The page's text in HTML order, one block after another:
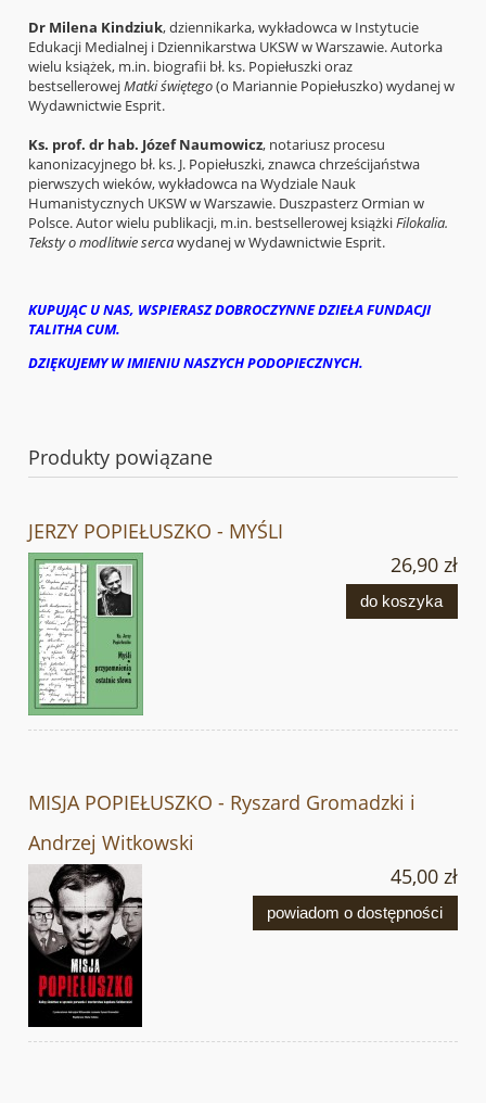
Dr Milena Kindziuk, dziennikarka, wykładowca w Instytucie
Edukacji Medialnej i Dziennikarstwa UKSW w Warszawie. Autorka
wielu książek, m.in. biografii bł. ks. Popiełuszki oraz
bestsellerowejMatki świętego(o Mariannie Popiełuszko) wydanej w
Wydawnictwie Esprit.
Ks. prof. dr hab. Józef Naumowicz, notariusz procesu
kanonizacyjnego bł. ks. J. Popiełuszki, znawca chrześcijaństwa
pierwszych wieków, wykładowca na Wydziale Nauk
Humanistycznych UKSW w Warszawie. Duszpasterz Ormian w
Polsce. Autor wielu publikacji, m.in. bestsellerowej książkiFilokalia.
Teksty o modlitwie sercawydanej w Wydawnictwie Esprit.
KUPUJĄC U NAS, WSPIERASZ DOBROCZYNNE DZIEŁA FUNDACJI
TALITHA CUM.
DZIĘKUJEMY W IMIENIU NASZYCH PODOPIECZNYCH.
Produkty powiązane
JERZY POPIEŁUSZKO - MYŚLI
26,90 zł
do koszyka
MISJA POPIEŁUSZKO - Ryszard Gromadzki i
Andrzej Witkowski
45,00 zł
powiadom o dostępności